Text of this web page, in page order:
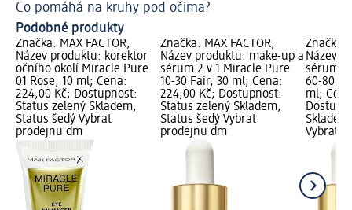
Co pomáhá na kruhy pod očima?
Podobné produkty
Značka: MAX FACTOR;
Název produktu: korektor
očního okolí Miracle Pure
01 Rose, 10 ml; Cena:
224,00 Kč; Dostupnost:
Status zelený Skladem,
Status šedý Vybrat
prodejnu dm
Značka: MAX FACTOR;
Název produktu: make-up a
sérum 2 v 1 Miracle Pure
10-30 Fair, 30 ml; Cena:
224,00 Kč; Dostupnost:
Status zelený Skladem,
Status šedý Vybrat
prodejnu dm
Značka:
Název
sérum 2
60-80
ml;
Vybrat